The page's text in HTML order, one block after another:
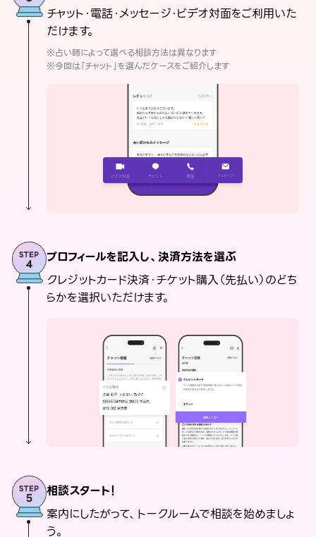
チャット・電話・メッセージ・ビデオ対面をご利用いた
だけます。
※占い師によって選べる相談方法は異なります
※今回は「チャット」を選んだケースをご紹介します
プロフィールを記入し、決済方法を選ぶ
クレジットカード決済・チケット購入（先払い）のどち
らかを選択いただけます。
相談スタート！
案内にしたがって、トークルームで相談を始めましょ
う。